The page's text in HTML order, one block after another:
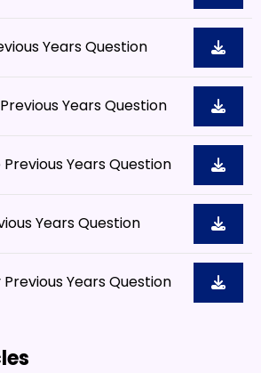
Years Question
Years Question
Previous Years Question
Years Question
Years Question